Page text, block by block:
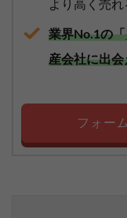
より高く売
業界No.1の「
産会社に出会
フォー